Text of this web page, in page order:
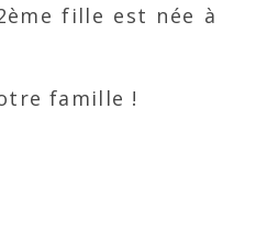
fille est née à
famille !